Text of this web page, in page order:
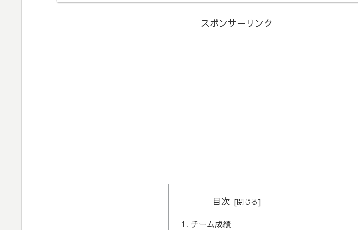
スポンサーリンク
目次
チーム成績